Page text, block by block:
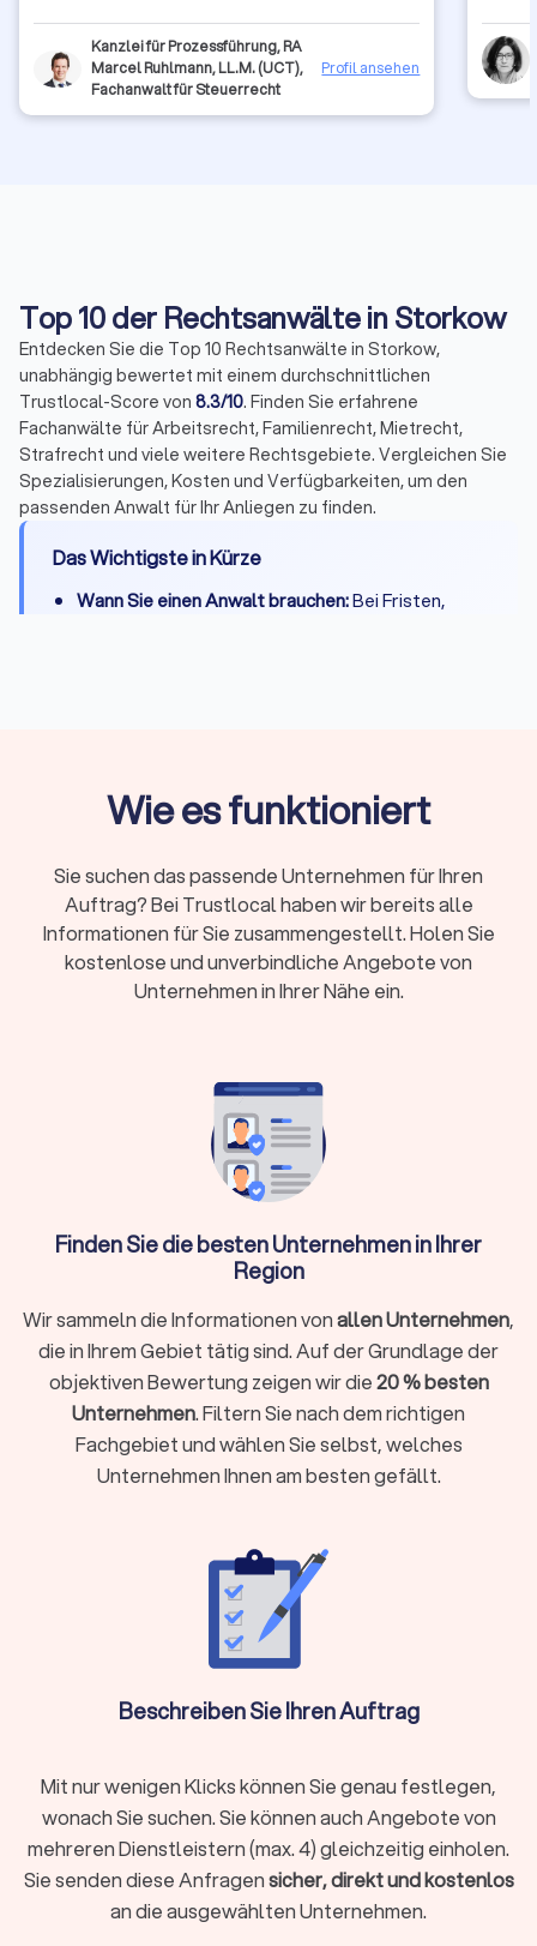
Kanzlei für Prozessführung, RA
Marcel Ruhlmann, LL.M. (UCT),
Fachanwalt für Steuerrecht
Profil ansehen
Top 10 der Rechtsanwälte in Storkow
Entdecken Sie die Top 10 Rechtsanwälte in Storkow,
unabhängig bewertet mit einem durchschnittlichen
Trustlocal-Score von 8.3/10. Finden Sie erfahrene
Fachanwälte für Arbeitsrecht, Familienrecht, Mietrecht,
Strafrecht und viele weitere Rechtsgebiete. Vergleichen Sie
Spezialisierungen, Kosten und Verfügbarkeiten, um den
passenden Anwalt für Ihr Anliegen zu finden.
Das Wichtigste in Kürze
Wann Sie einen Anwalt brauchen:Bei Fristen,
Fachanwalt:
24 Spezialisierungen in Deutschland,
nachgewiesene Expertise durch Fortbildungen
Euro) oder Pauschalpreise je nach Fall
Rechtsschutz:Prüfen Sie Versicherungsschutz
oder Prozesskostenhilfe bei geringem
Einkommen
Wann brauche ich überhaupt einen
Sie müssen nicht bei jedem rechtlichen Anliegen sofort einen
Anwalt einschalten. Bei kleineren Fragen hilft oftmals die
Erstberatung bei einer Verbraucherzentrale oder eine
gezielte Online-Recherche. Ein Rechtsanwalt unterstützt Sie
ganz gezielt, wenn:
einer Kündigungsschutzklage innerhalb von drei Wochen)
Ihr Fall rechtlich komplex ist und spezielles Fachwissen
erfordert
Sie eine gerichtliche Vertretung brauchen oder eine Klage
ansteht
Sie einen Vertrag prüfen oder aufsetzen möchten (etwa
Ihr Anliegen mit hohen finanziellen oder persönlichen
Risiken verbunden ist
Sie Ihre Rechte gegenüber Behörden, Arbeitgebern oder
anderen Parteien aktiv durchsetzen wollen
Holen Sie rechtzeitig juristischen Rat ein, damit Sie Fehler
vermeiden und Ihre Position stärken.
Welche Aufgaben übernehmen
Rechtsanwälte?
Rechtsanwälte sind weit mehr als Verteidiger vor Gericht. Sie
begleiten Sie in vielen Lebenssituationen und übernehmen
unterschiedliche Aufgaben:
Beratung und Prävention:Anwälte prüfen Verträge, beraten
Wie es funktioniert
Sie suchen das passende Unternehmen für Ihren
Auftrag? Bei Trustlocal haben wir bereits alle
Informationen für Sie zusammengestellt. Holen Sie
kostenlose und unverbindliche Angebote von
Unternehmen in Ihrer Nähe ein.
Finden Sie die besten Unternehmen in Ihrer
Region
Wir sammeln die Informationen vonallen Unternehmen,
die in Ihrem Gebiet tätig sind. Auf der Grundlage der
objektiven Bewertung zeigen wir die20 % besten
Unternehmen. Filtern Sie nach dem richtigen
Fachgebiet und wählen Sie selbst, welches
Unternehmen Ihnen am besten gefällt.
Beschreiben Sie Ihren Auftrag
Mit nur wenigen Klicks können Sie genau festlegen,
wonach Sie suchen. Sie können auch Angebote von
mehreren Dienstleistern (max. 4) gleichzeitig einholen.
Sie senden diese Anfragensicher, direkt und kostenlos
an die ausgewählten Unternehmen.